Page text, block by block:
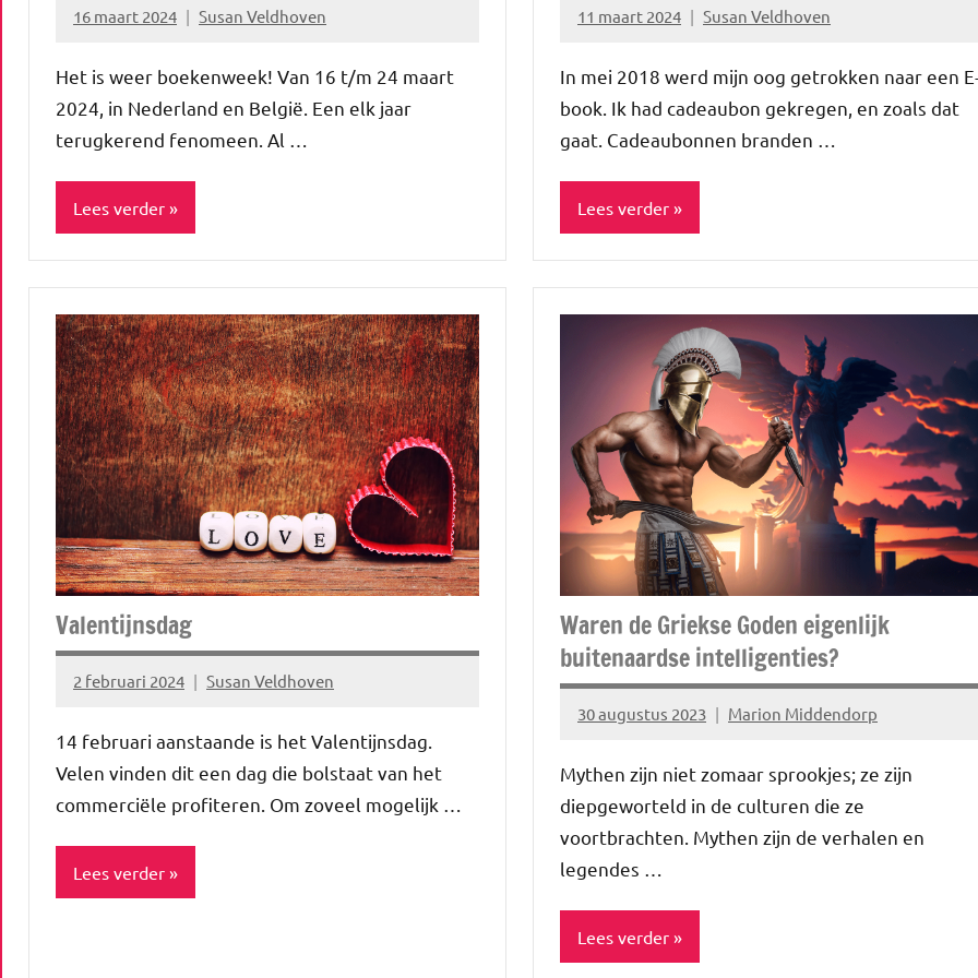
16 maart 2024 Susan Veldhoven
Geen
Het is weer boekenweek! Van 16 t/m 24 maart
2024, in Nederland en België. Een elk jaar
terugkerend fenomeen. Al …
Lees verder
Cadeautips
Lifestyle
Niet
gecategoriseerd
Spiritualiteit
Spiritualiteit
&
minfullness
11 maart 2024 Susan Veldhoven
Geen
In mei 2018 werd mijn oog getrokken naar een
book. Ik had cadeaubon gekregen, en zoals dat
gaat. Cadeaubonnen branden …
Lees verder
Inspiratie
Lifestyle
Spiritualiteit
&
minfullness
Valentijnsdag
2 februari 2024 Susan Veldhoven
Geen
14 februari aanstaande is het Valentijnsdag.
Velen vinden dit een dag die bolstaat van het
commerciële profiteren. Om zoveel mogelijk …
Lees verder
Waren de Griekse Goden eigenlijk
buitenaardse intelligenties?
30 augustus 2023 Marion Middendorp
Geen
Mythen zijn niet zomaar sprookjes; ze zijn
diepgeworteld in de culturen die ze
voortbrachten. Mythen zijn de verhalen en
legendes …
Lees verder